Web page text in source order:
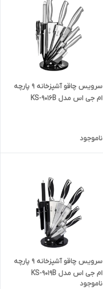
سرویس چاقو آشپزخانه 9 پارچه
ام جی اس مدل KS-9016B
ناموجود
سرویس چاقو آشپزخانه 9 پارچه
ام جی اس مدل KS-9019B
ناموجود